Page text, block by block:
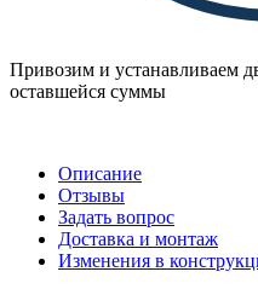
Привозим и устанавливаем
оставшейся суммы
Описание
Отзывы
Задать вопрос
Доставка и монтаж
Изменения в